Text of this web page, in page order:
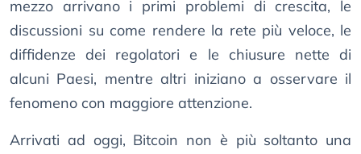
mezzo arrivano i primi problemi di crescita, le
discussioni su come rendere la rete più veloce, le
diffidenze dei regolatori e le chiusure nette di
alcuni Paesi, mentre altri iniziano a osservare il
fenomeno con maggiore attenzione.
Arrivati ad oggi, Bitcoin non è più soltanto una